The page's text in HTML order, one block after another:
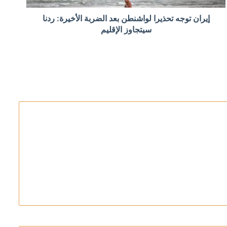
إيران توجه تحذيرا لواشنطن بعد الضربة الأخيرة: ردنا
سيتجاوز الإقليم